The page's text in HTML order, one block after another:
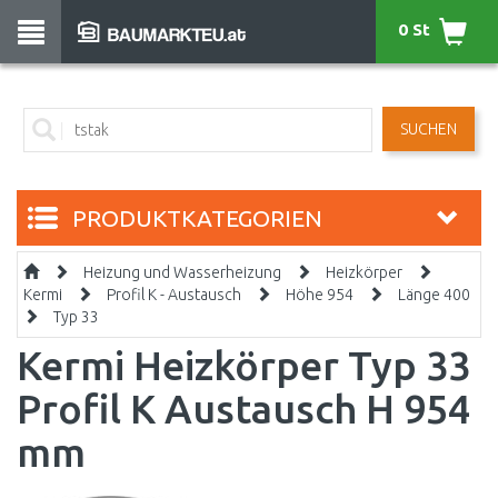
SUCHEN
0 St
PRODUKTKATEGORIEN
Heizung und Wasserheizung
Heizkörper
Kermi
Profil K - Austausch Höhe 954
Länge 400
Typ 33
Kermi Heizkörper Typ 33
Profil K Austausch H 954
mm